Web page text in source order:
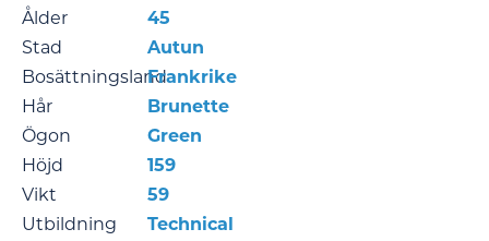
Ålder
45
Stad
Autun
BosättningslandFrankrike
Hår
Brunette
Ögon
Green
Höjd
159
Vikt
59
Utbildning
Technical